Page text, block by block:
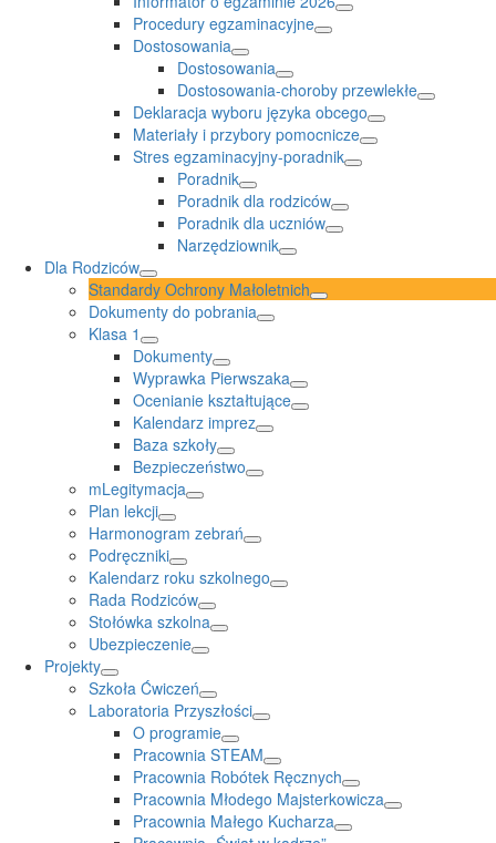
Procedury egzaminacyjne
Dostosowania
Dostosowania
Dostosowania-choroby przewlekłe
Deklaracja wyboru języka obcego
Materiały i przybory pomocnicze
Stres egzaminacyjny-poradnik
Poradnik
Poradnik dla rodziców
Poradnik dla uczniów
Narzędziownik
Dla Rodziców
Standardy Ochrony Małoletnich
Dokumenty do pobrania
Klasa 1
Dokumenty
Wyprawka Pierwszaka
Ocenianie kształtujące
Kalendarz imprez
Baza szkoły
Bezpieczeństwo
mLegitymacja
Plan lekcji
Harmonogram zebrań
Podręczniki
Kalendarz roku szkolnego
Rada Rodziców
Stołówka szkolna
Ubezpieczenie
Projekty
Szkoła Ćwiczeń
Laboratoria Przyszłości
O programie
Pracownia STEAM
Pracownia Robótek Ręcznych
Pracownia Młodego Majsterkowicza
Pracownia Małego Kucharza